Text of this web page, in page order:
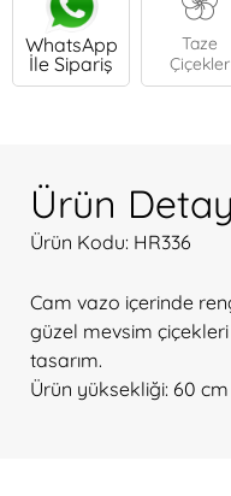
WhatsApp
İle Sipariş
Taze
Çiçekler
Ürün
Ürün Kodu: HR336
Cam vazo içerinde
güzel mevsim çiçekleri
tasarım.
Ürün yüksekliği: 60 cm